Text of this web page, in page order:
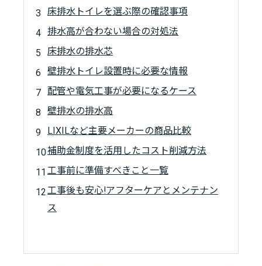
床排水トイレを選ぶ際の確認事項
排水高が合わない場合の対処法
床排水の排水芯
壁排水トイレ設置時に必要な情報
配管や電気工事が必要になるケース
壁排水の排水高
LIXILなど主要メーカーの商品比較
補助金制度を活用したコスト削減方法
工事前に準備すべきこと一覧
工事後も安心!アフターケアとメンテナン
ス